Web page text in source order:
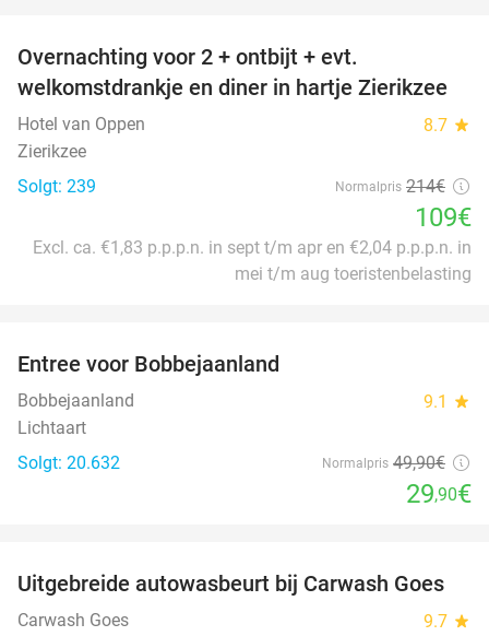
Overnachting voor 2 + ontbijt + evt.
welkomstdrankje en diner in hartje Zierikzee
Hotel van Oppen 8.7 star
Zierikzee
Solgt: 239
Normalpris 214€
109€
Excl. ca. €1,83 p.p.p.n. in sept t/m apr en €2,04 p.p.p.n. in
mei t/m aug toeristenbelasting
Entree voor Bobbejaanland
Bobbejaanland 9.1 star
Lichtaart
Solgt: 20.632
Normalpris 49,90€
29,90€
36%
Uitgebreide autowasbeurt bij Carwash Goes
Carwash Goes 9.7 star